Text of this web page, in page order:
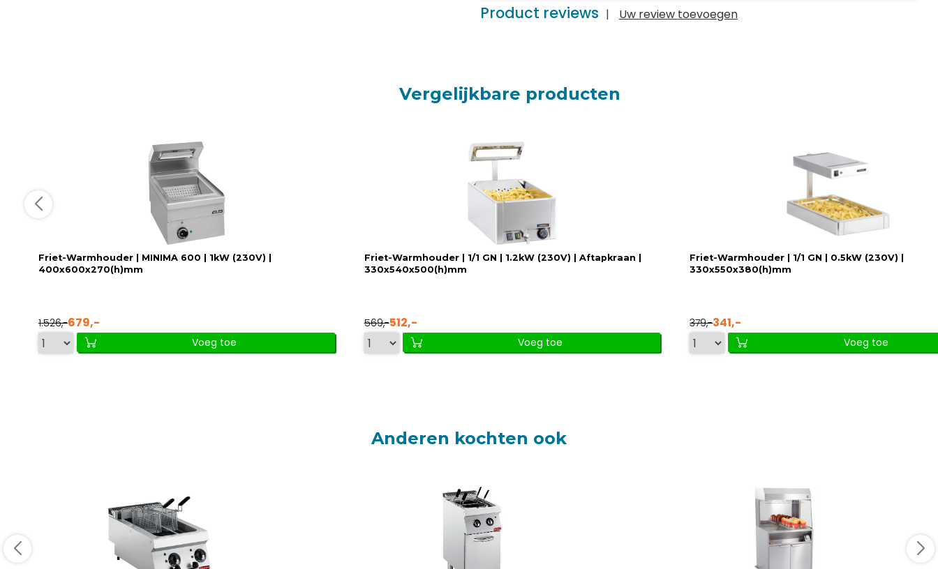
Product reviews | Uw review toevoegen
Vergelijkbare producten
Friet-Warmhouder | MINIMA 600 | 1kW (230V) |
400x600x270(h)mm
1.526,-679,-
Voeg toe
Friet-Warmhouder | 1/1 GN | 1.2kW (230V) | Aftapkraan |
330x540x500(h)mm
569,-512,-
Voeg toe
Friet-Warmhouder | 1/1 GN | 0.5kW (230V) |
330x550x380(h)mm
379,-341,-
Voeg toe
Anderen kochten ook